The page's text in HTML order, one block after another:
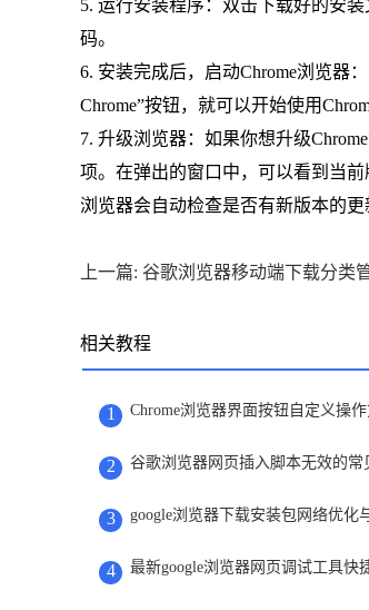
5. 运行安装程序：双击下载好的安
码。
6. 安装完成后，启动Chrome浏览器
Chrome”按钮，就可以开始使用
7. 升级浏览器：如果你想升级
项。在弹出的窗口中，可以看到当前
浏览器会自动检查是否有新版本的更
相关教程
1 Chrome浏览器界面按钮自定义操
2 谷歌浏览器网页插入脚本无效的常
3 google浏览器下载安装包网络优化
4 最新google浏览器网页调试工具快